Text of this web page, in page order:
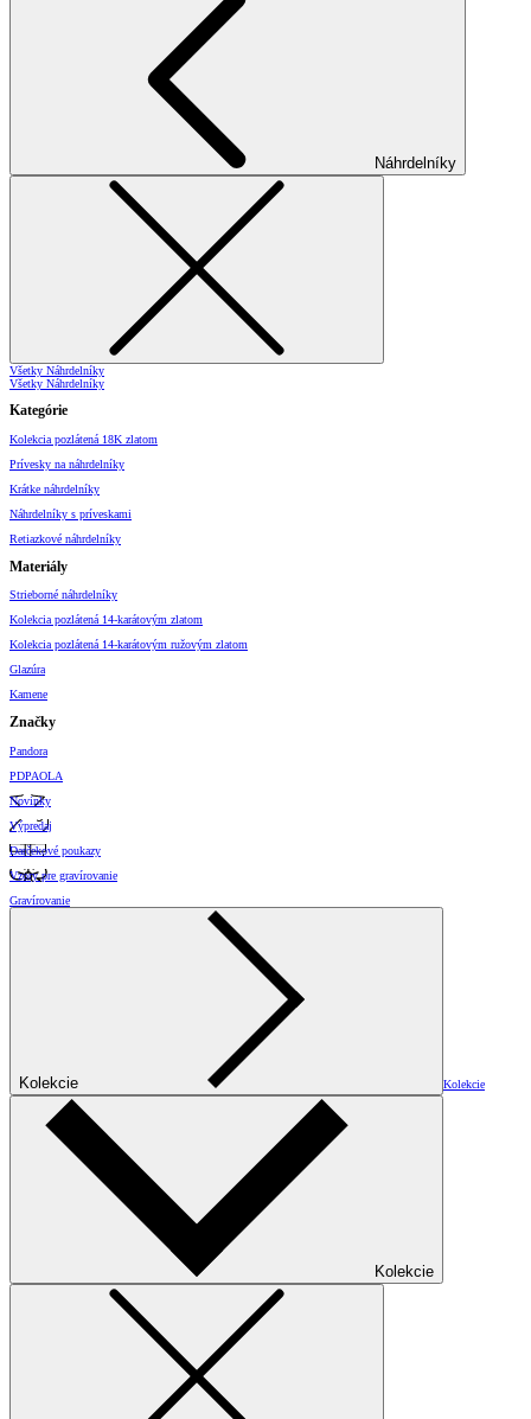
Náhrdelníky
Všetky Náhrdelníky
Všetky Náhrdelníky
Kategórie
Kolekcia pozlátená 18K zlatom
Prívesky na náhrdelníky
Krátke náhrdelníky
Náhrdelníky s príveskami
Retiazkové náhrdelníky
Materiály
Strieborné náhrdelníky
Kolekcia pozlátená 14-karátovým zlatom
Kolekcia pozlátená 14-karátovým ružovým zlatom
Glazúra
Kamene
Značky
Pandora
PDPAOLA
Novinky
Výpredaj
Darčekové poukazy
Vzory pre gravírovanie
Gravírovanie
Kolekcie Kolekcie
Kolekcie